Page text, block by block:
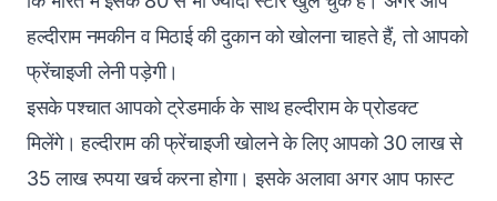
हल्दीराम नमकीन व मिठाई की दुकान को खोलना चाहते हैं, तो आपको
फ्रेंचाइजी लेनी पड़ेगी।
इसके पश्चात आपको ट्रेडमार्क के साथ हल्दीराम के प्रोडक्ट
मिलेंगे। हल्दीराम की फ्रेंचाइजी खोलने के लिए आपको 30 लाख से
35 लाख रुपया खर्च करना होगा। इसके अलावा अगर आप फास्ट